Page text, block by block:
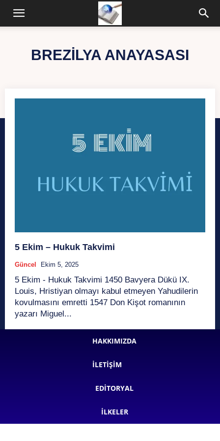
BREZILYA ANAYASASI
5 Ekim – Hukuk Takvimi
Güncel Ekim 5, 2025
5 Ekim - Hukuk Takvimi 1450 Bavyera Dükü IX.
Louis, Hristiyan olmayı kabul etmeyen Yahudilerin
kovulmasını emretti 1547 Don Kişot romanının
yazarı Miguel...
HAKKIMIZDA
İLETIŞIM
EDITORYAL
İLKELER